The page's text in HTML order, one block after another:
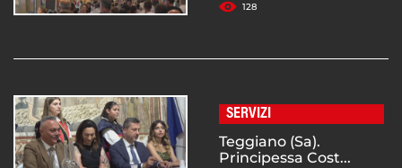
128
SERVIZI
Teggiano (Sa).
Principessa Cost...